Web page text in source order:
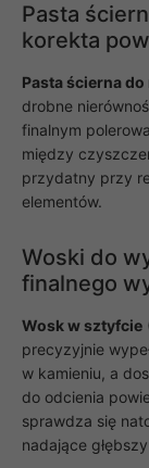
Pasta
korekta
Pasta ścierna
drobne
finalnym
między
przydatny przy
elementów.
Woski do
finalnego
Wosk w sztyfcie
precyzyjnie
w kamieniu, a
do odcienia
sprawdza się
nadające